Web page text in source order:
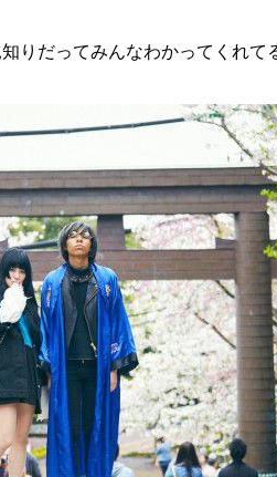
りだってみんなわかってくれ